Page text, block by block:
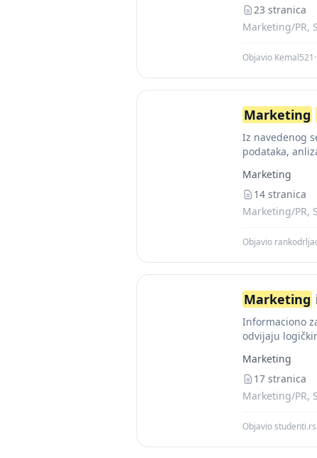
23 stranica
Marketing/PR,
Objavio Kemal521·
Marketing
Iz navedenog
podataka,
Marketing
14 stranica
Marketing/PR,
Objavio
Marketing
Informaciono
odvijaju
Marketing
17 stranica
Marketing/PR,
Objavio studenti.rs